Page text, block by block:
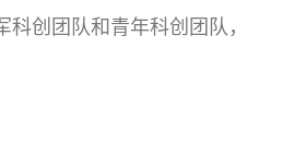
科创团队和青年科创团队，